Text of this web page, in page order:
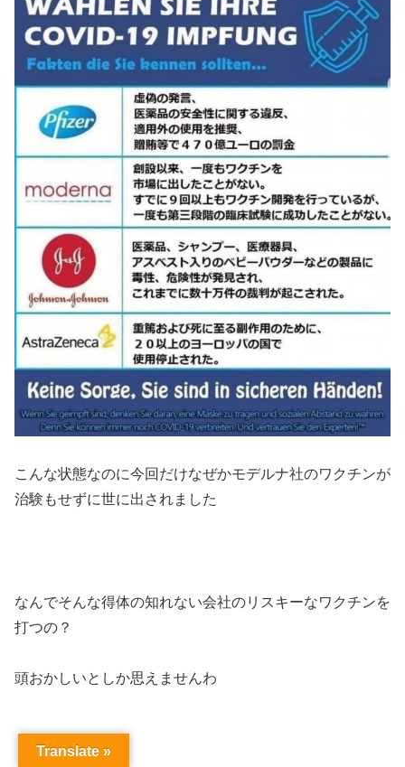
こんな状態なのに今回だけなぜかモデルナ社のワクチンが
治験もせずに世に出されました
なんでそんな得体の知れない会社のリスキーなワクチンを
打つの？
頭おかしいとしか思えませんわ
Translate »